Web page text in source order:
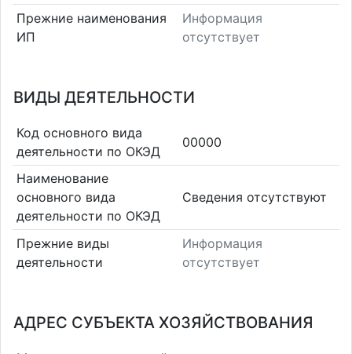
Прежние наименования
ИП
Информация
отсутствует
ВИДЫ ДЕЯТЕЛЬНОСТИ
Код основного вида
деятельности по ОКЭД
00000
Наименование
основного вида
деятельности по ОКЭД
Cведения отсутствуют
Прежние виды
деятельности
Информация
отсутствует
АДРЕС СУБЪЕКТА ХОЗЯЙСТВОВАНИЯ